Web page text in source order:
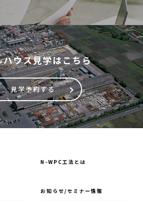
ハウス見学はこちら
見学予約する
N-WPC⼯法とは
お知らせ/セミナー情報